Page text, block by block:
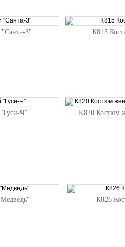
З" К815
Ч" К820 Костюм
К826